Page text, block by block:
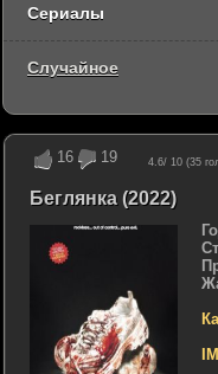
16 19 4.6/ 10 (35
Беглянка (2022)
Сериалы
Случайное